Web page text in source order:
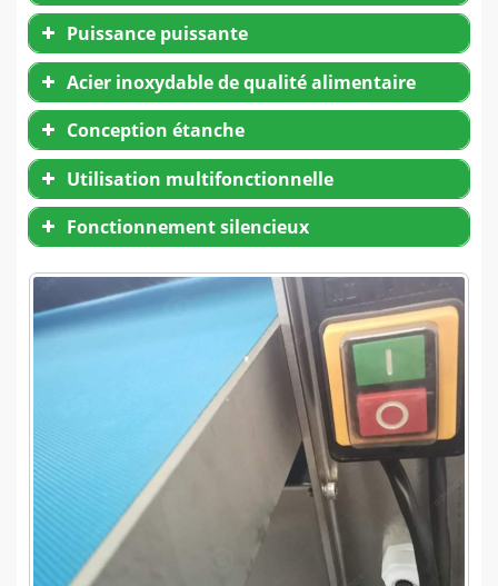
Puissance puissante
Acier inoxydable de qualité alimentaire
Conception étanche
Utilisation multifonctionnelle
Fonctionnement silencieux